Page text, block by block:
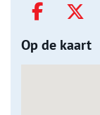
Op de kaart